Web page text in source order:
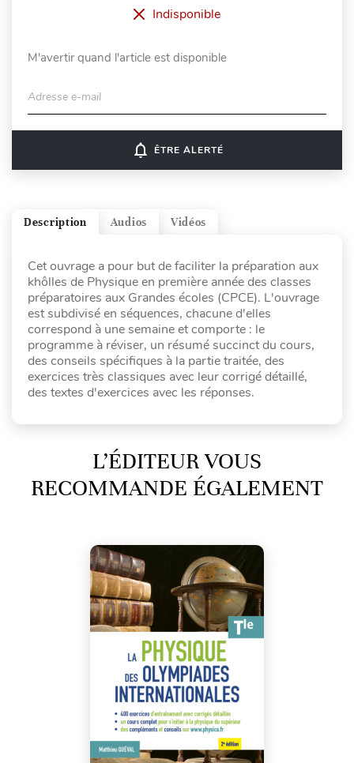
Indisponible
M'avertir quand l'article est disponible
Adresse e-mail
notifications_none ÊTRE ALERTÉ
Vidéos
Audios
Description
Cet ouvrage a pour but de faciliter la préparation aux
khôlles de Physique en première année des classes
préparatoires aux Grandes écoles (CPCE). L'ouvrage
est subdivisé en séquences, chacune d'elles
correspond à une semaine et comporte : le
programme à réviser, un résumé succinct du cours,
des conseils spécifiques à la partie traitée, des
exercices très classiques avec leur corrigé détaillé,
des textes d'exercices avec les réponses.
L’ÉDITEUR VOUS
RECOMMANDE ÉGALEMENT